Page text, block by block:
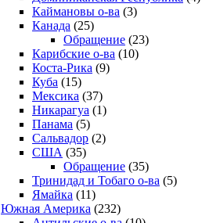
Каймановы о-ва (3)
Канада (25)
Обращение (23)
Карибские о-ва (10)
Коста-Рика (9)
Куба (15)
Мексика (37)
Никарагуа (1)
Панама (5)
Сальвадор (2)
США (35)
Обращение (35)
Тринидад и Тобаго о-ва (5)
Ямайка (11)
Южная Америка (232)